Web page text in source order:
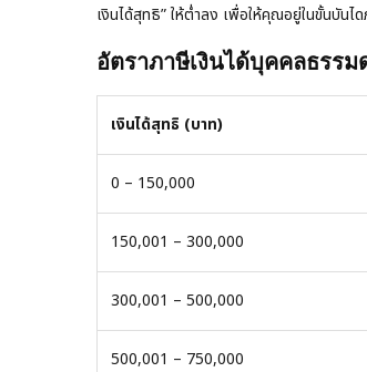
เงินได้สุทธิ” ให้ต่ำลง เพื่อให้คุณอยู่ในขั้นบัน
อัตราภาษีเงินได้บุคคลธรรม
เงินได้สุทธิ (บาท)
0 – 150,000
150,001 – 300,000
300,001 – 500,000
500,001 – 750,000